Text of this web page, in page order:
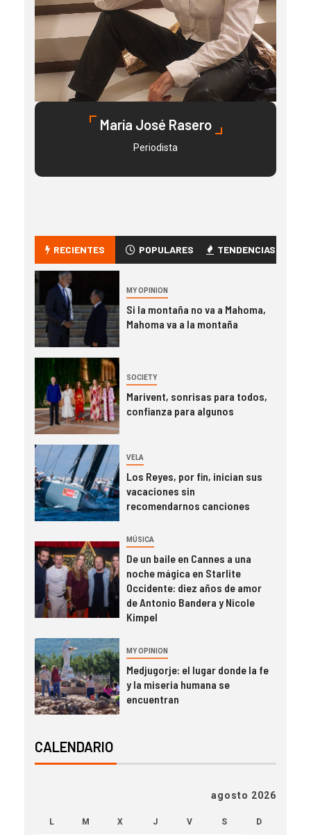
María José Rasero
Periodista
RECIENTES POPULARES TENDENCIAS
MY OPINION
Si la montaña no va a Mahoma,
Mahoma va a la montaña
SOCIETY
Marivent, sonrisas para todos,
confianza para algunos
VELA
Los Reyes, por fin, inician sus
vacaciones sin
recomendarnos canciones
MÚSICA
De un baile en Cannes a una
noche mágica en Starlite
Occidente: diez años de amor
de Antonio Bandera y Nicole
Kimpel
MY OPINION
Medjugorje: el lugar donde la fe
y la miseria humana se
encuentran
CALENDARIO
agosto 2026
L M X J V S D